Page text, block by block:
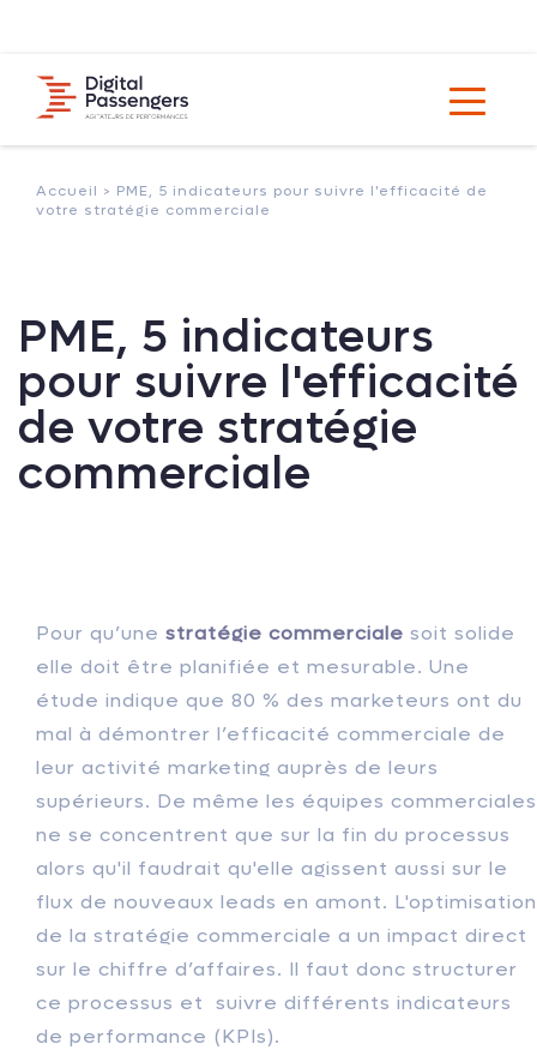
Accueil > PME, 5 indicateurs pour suivre l'efficacité de
votre stratégie commerciale
PME, 5 indicateurs
pour suivre l'efficacité
de votre stratégie
commerciale
Pour qu’une stratégie commerciale soit solide
elle doit être planifiée et mesurable. Une
étude indique que 80 % des marketeurs ont du
mal à démontrer l’efficacité commerciale de
leur activité marketing auprès de leurs
supérieurs. De même les équipes commerciales
ne se concentrent que sur la fin du processus
alors qu'il faudrait qu'elle agissent aussi sur le
flux de nouveaux leads en amont. L'optimisation
de la stratégie commerciale a un impact direct
sur le chiffre d’affaires. Il faut donc structurer
ce processus et suivre différents indicateurs
de performance (KPIs).